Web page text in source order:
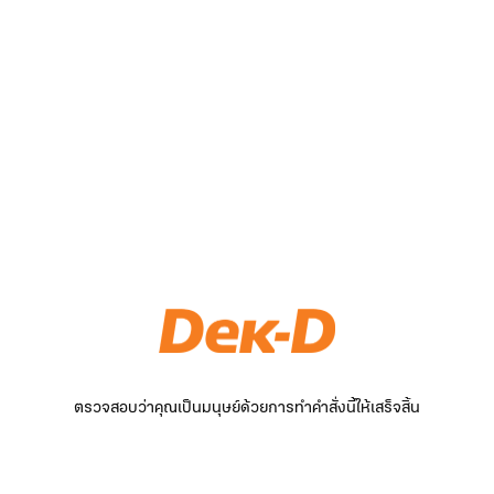
ตรวจสอบว่าคุณเป็นมนุษย์ด้วยการทำคำสั่งนี้ให้เสร็จสิ้น